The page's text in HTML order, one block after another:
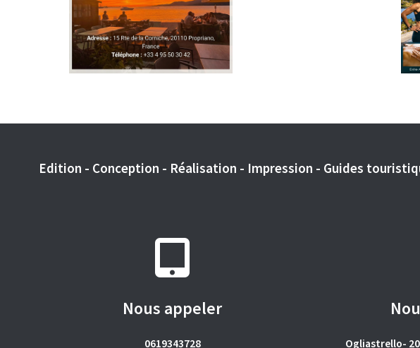
Edition - Conception - Réalisation - Impression - Guides
Nous appeler
0619343728 Ogliastrello-